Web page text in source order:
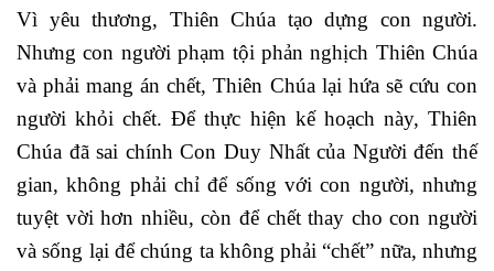
Vì yêu thương, Thiên Chúa tạo dựng con người.
Nhưng con người phạm tội phản nghịch Thiên Chúa
và phải mang án chết, Thiên Chúa lại hứa sẽ cứu con
người khỏi chết. Để thực hiện kế hoạch này, Thiên
Chúa đã sai chính Con Duy Nhất của Người đến thế
gian, không phải chỉ để sống với con người, nhưng
tuyệt vời hơn nhiều, còn để chết thay cho con người
và sống lại để chúng ta không phải “chết” nữa, nhưng